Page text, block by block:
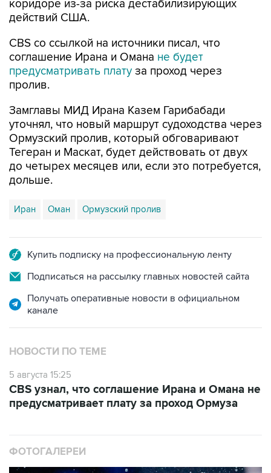
CBS со ссылкой на источники писал, что
предусматривать платуза проход через
пролив.
Замглавы МИД Ирана Казем Гарибабади
Ормузский пролив, который обговаривают
Тегеран и Маскат, будет действовать от двух
до четырех месяцев или, если это потребуется,
дольше.
Иран Оман
Подписаться на рассылку главных новостей сайта
Получать оперативные новости в официальном
НОВОСТИ ПО ТЕМЕ
5 августа 15:25
предусматривает плату за проход Ормуза